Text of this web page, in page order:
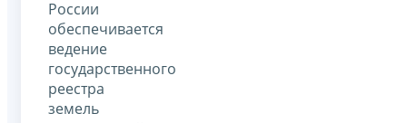
России
обеспечивается
ведение
государственного
реестра
земель